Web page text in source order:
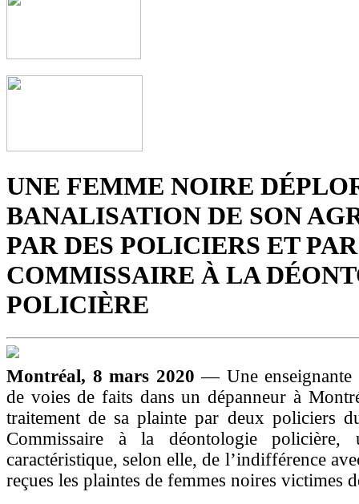
UNE FEMME NOIRE
BANALISATION DE SON
PAR DES POLICIERS ET
COMMISSAIRE À LA
POLICIÈRE
Montréal, 8 mars 2020— Une enseignante
de voies de faits dans un dépanneur à
traitement de sa plainte par deux policiers
Commissaire à la déontologie policière,
caractéristique, selon elle, de l’indifférence
reçues les plaintes de femmes noires victimes